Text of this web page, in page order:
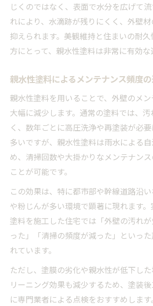
じくのではなく、表面で水分を広げて
れにより、水滴跡が残りにくく、外壁
抑えられます。美観維持と住まいの耐
方にとって、親水性塗料は非常に有効な
親水性塗料によるメンテナンス頻度
親水性塗料を用いることで、外壁のメ
大幅に減少します。通常の塗料では、
く、数年ごとに高圧洗浄や再塗装が必
多いですが、親水性塗料は雨水による
め、清掃回数や大掛かりなメンテナン
ことが可能です。
この効果は、特に都市部や幹線道路沿
や粉じんが多い環境で顕著に現れます
塗料を施工した住宅では「外壁の汚れ
った」「清掃の頻度が減った」といっ
れています。
ただし、塗膜の劣化や親水性が低下し
リーニング効果も減少するため、塗装
に専門業者による点検をおすすめしま